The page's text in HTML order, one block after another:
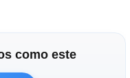
como este